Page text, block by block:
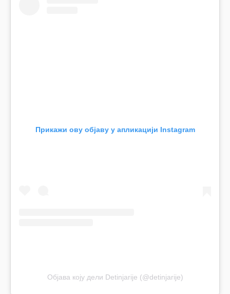
Прикажи ову објаву у апликацији Instagram
Објава коју дели Detinjarije (@detinjarije)